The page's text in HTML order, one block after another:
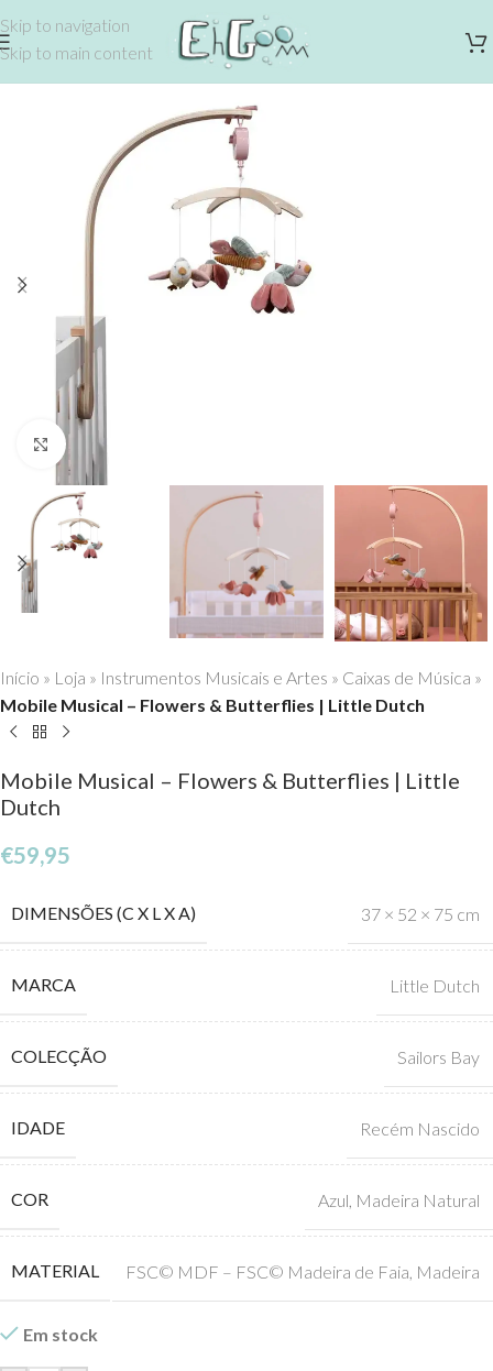
Skip to navigation
Skip to main content
Click to enlarge
Início » Loja » Instrumentos Musicais e Artes » Caixas de Música »
Mobile Musical – Flowers & Butterflies | Little Dutch
Mobile Musical – Flowers & Butterflies | Little
Dutch
€59,95
DIMENSÕES (C X L X A) 37 × 52 × 75 cm
MARCA Little Dutch
COLECÇÃO Sailors Bay
IDADE Recém Nascido
COR Azul Madeira Natural
MATERIAL FSC© MDF – FSC© Madeira de Faia Madeira
Em stock